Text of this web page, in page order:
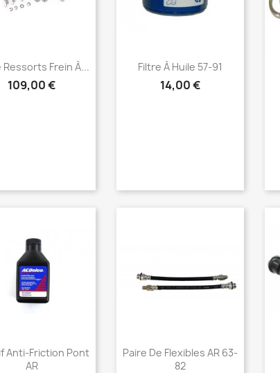
Aperçu rapide
Ressorts Frein À...
109,00 €
Aperçu rapide
Filtre À Huile 57-91
14,00 €
Aperçu rapide
Anti-Friction Pont
AR
 Aperçu rapide
Paire De Flexibles AR 63-
82